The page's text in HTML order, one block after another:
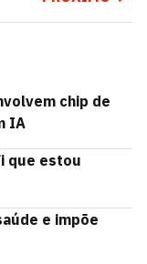
chip de
IA
que estou
e impõe